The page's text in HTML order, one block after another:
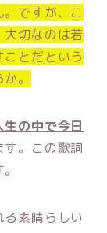
ですが、こ
切なのは若
とだという
。
生の中で今日
す。この歌詞
素晴らしい